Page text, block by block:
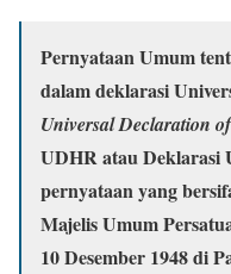
Pernyataan Umum
dalam deklarasi
Universal Declaration
UDHR atau Deklarasi
pernyataan yang
Majelis Umum
10 Desember 1948 di